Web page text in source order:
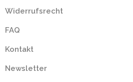
Widerrufsrecht
FAQ
Kontakt
Newsletter